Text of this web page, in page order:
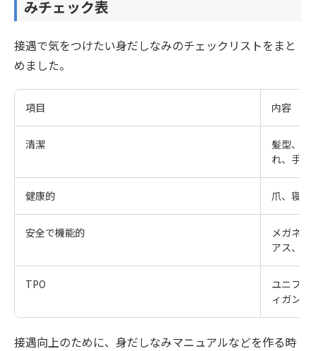
みチェック表
接遇で気をつけたい身だしなみのチェックリストをまと
めました。
項目 内容
清潔
髪型、ヒ
れ、手の
健康的 爪、寝癖
安全で機能的
メガネ、
アス、バ
TPO
ユニフォ
ィガンな
接遇向上のために、身だしなみマニュアルなどを作る時